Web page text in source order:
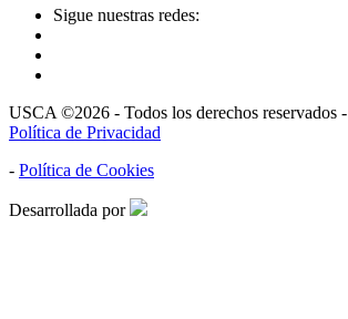
Sigue nuestras redes:
USCA ©2026 - Todos los derechos reservados -
Política de Privacidad
- Política de Cookies
Desarrollada por